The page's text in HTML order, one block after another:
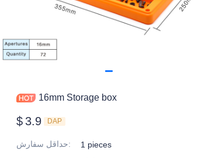
16mm Storage box
$ 3.9 DAP
حداقل سفارش:
1 pieces